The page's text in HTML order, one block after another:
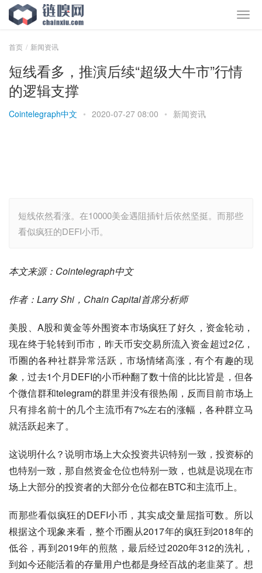
首页 新闻资讯
短线看多，推演后续“超级大牛市”行情
的逻辑支撑
Cointelegraph中文 • 2020-07-27 08:00 • 新闻资讯
短线依然看涨。在10000美金遇阻插针后依然坚挺。而那些
看似疯狂的DEFI小币。
本文来源：Cointelegraph中文
作者：Larry Shi，Chain Capital首席分析师
美股、A股和黄金等外围资本市场疯狂了好久，资金轮动，
现在终于轮转到币市，昨天币安交易所流入资金超过2亿，
币圈的各种社群异常活跃，市场情绪高涨，有个有趣的现
象，过去1个月DEFI的小币种翻了数十倍的比比皆是，但各
个微信群和telegram的群里并没有很热闹，反而目前市场上
只有排名前十的几个主流币有7%左右的涨幅，各种群立马
就活跃起来了。
这说明什么？说明市场上大众投资共识特别一致，投资标的
也特别一致，那自然资金仓位也特别一致，也就是说现在市
场上大部分的投资者的大部分仓位都在BTC和主流币上。
而那些看似疯狂的DEFI小币，其实成交量屈指可数。所以
根据这个现象来看，整个币圈从2017年的疯狂到2018年的
低谷，再到2019年的煎熬，最后经过2020年312的洗礼，
到如今还能活着的存量用户也都是身经百战的老韭菜了。想